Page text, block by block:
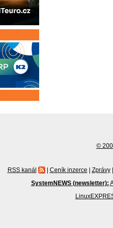
©
RSS kanál | Ceník inzerce | Zprávy |
SystemNEWS (newsletter):